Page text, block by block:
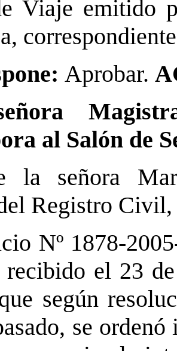
Viaje emitido
Aprobar.
al Salón de
la señora
Registro Civil,
Nº 1878-
recibido el 23
según
se